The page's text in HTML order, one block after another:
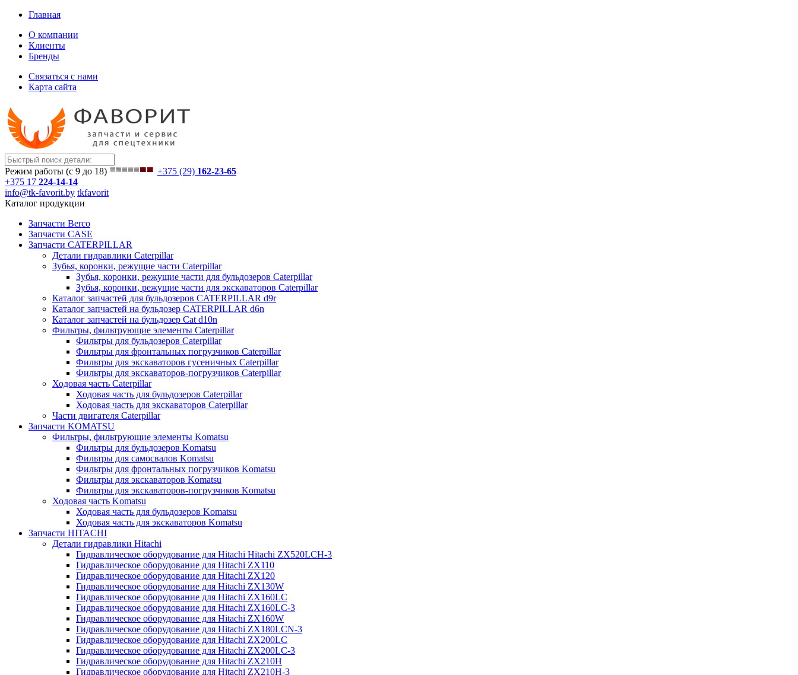
Главная
О компании
Клиенты
Бренды
Связаться с нами
Карта сайта
Режим работы (с 9 до 18) +375 (29) 162-23-65
+375 17 224-14-14
info@tk-favorit.by tkfavorit
Каталог продукции
Запчасти Berco
Запчасти CASE
Запчасти CATERPILLAR
Детали гидравлики Caterpillar
Зубья, коронки, режущие части Caterpillar
Зубья, коронки, режущие части для бульдозеров Caterpillar
Зубья, коронки, режущие части для экскаваторов Caterpillar
Каталог запчастей для бульдозеров CATERPILLAR d9r
Каталог запчастей на бульдозер CATERPILLAR d6n
Каталог запчастей на бульдозер Сat d10n
Фильтры, фильтрующие элементы Caterpillar
Фильтры для бульдозеров Caterpillar
Фильтры для фронтальных погрузчиков Caterpillar
Фильтры для экскаваторов гусеничных Caterpillar
Фильтры для экскаваторов-погрузчиков Caterpillar
Ходовая часть Caterpillar
Ходовая часть для бульдозеров Caterpillar
Ходовая часть для экскаваторов Caterpillar
Части двигателя Caterpillar
Запчасти KOMATSU
Фильтры, фильтрующие элементы Komatsu
Фильтры для бульдозеров Komatsu
Фильтры для самосвалов Komatsu
Фильтры для фронтальных погрузчиков Komatsu
Фильтры для экскаваторов Komatsu
Фильтры для экскаваторов-погрузчиков Komatsu
Ходовая часть Komatsu
Ходовая часть для бульдозеров Komatsu
Ходовая часть для экскаваторов Komatsu
Запчасти HITACHI
Детали гидравлики Hitachi
Гидравлическое оборудование для Hitachi Hitachi ZX520LCH-3
Гидравлическое оборудование для Hitachi ZX110
Гидравлическое оборудование для Hitachi ZX120
Гидравлическое оборудование для Hitachi ZX130W
Гидравлическое оборудование для Hitachi ZX160LC
Гидравлическое оборудование для Hitachi ZX160LC-3
Гидравлическое оборудование для Hitachi ZX160W
Гидравлическое оборудование для Hitachi ZX180LCN-3
Гидравлическое оборудование для Hitachi ZX200LC
Гидравлическое оборудование для Hitachi ZX200LC-3
Гидравлическое оборудование для Hitachi ZX210H
Гидравлическое оборудование для Hitachi ZX210H-3